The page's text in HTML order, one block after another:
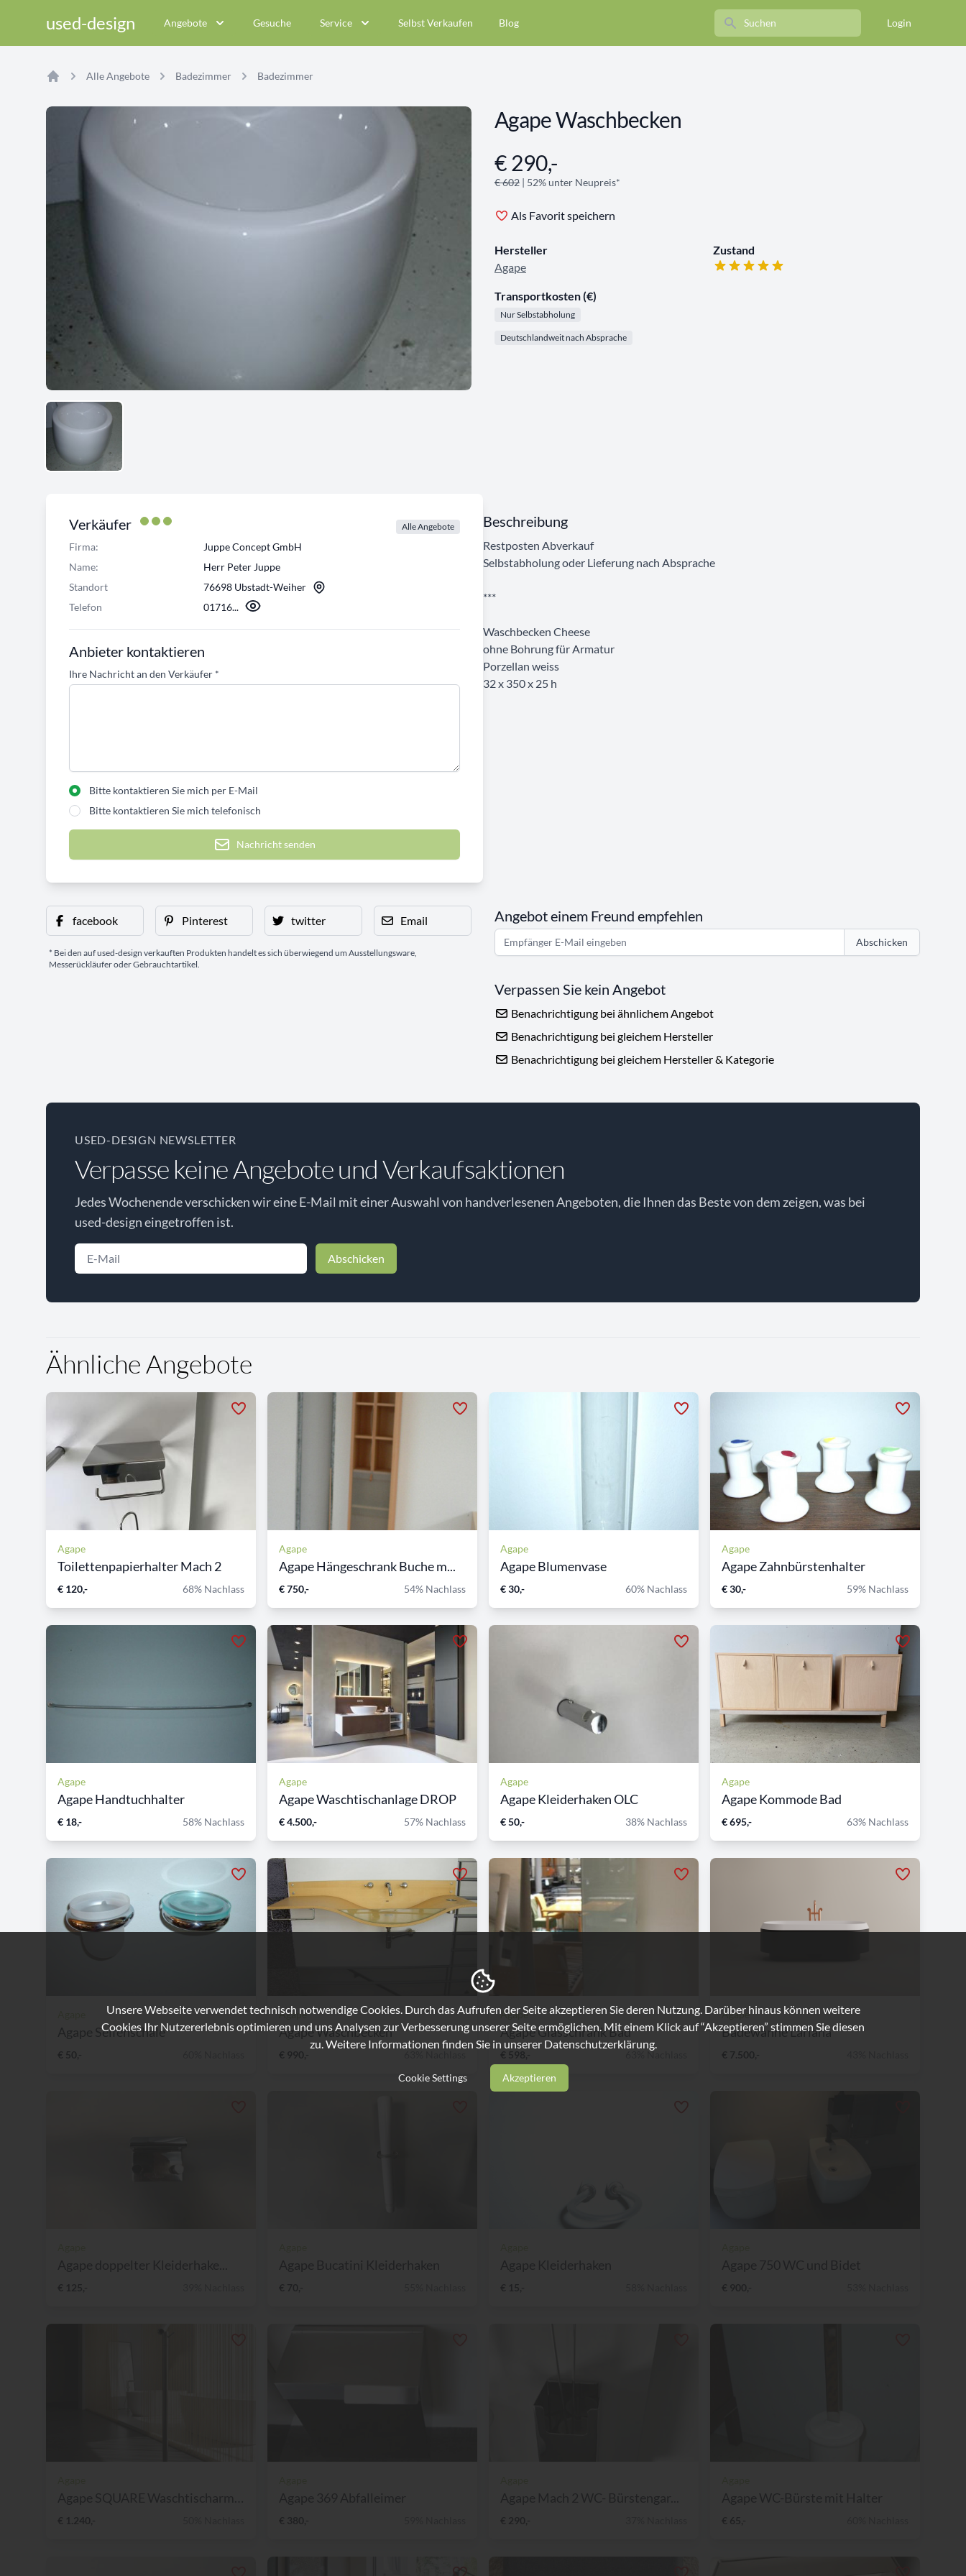
used-design Angebote Gesuche Service Selbst Verkaufen Blog Search Login
Alle Angebote Badezimmer Badezimmer
Agape Waschbecken
Angebotsinformationen
€ 290,-
€ 602 | 52% unter Neupreis*
Als Favorit speichern
Hersteller
Agape
Zustand
Transportkosten (€)
Nur Selbstabholung
Deutschlandweit nach Absprache
Verkäufer Alle Angebote
Firma:
Juppe Concept GmbH
Name:
Herr Peter Juppe
Standort
76698 Ubstadt-Weiher
Telefon
01716...
Anbieter kontaktieren
Ihre Nachricht an den Verkäufer *
Bitte kontaktieren Sie mich per E-Mail
Bitte kontaktieren Sie mich telefonisch
Nachricht senden
Beschreibung
Restposten Abverkauf
Selbstabholung oder Lieferung nach Absprache
***
Waschbecken Cheese
ohne Bohrung für Armatur
Porzellan weiss
32 x 350 x 25 h
facebook Pinterest twitter Email
* Bei den auf used-design verkauften Produkten handelt es sich überwiegend um Ausstellungsware,
Messerückläufer oder Gebrauchtartikel.
Angebot einem Freund empfehlen
Abschicken
Verpassen Sie kein Angebot
Benachrichtigung bei ähnlichem Angebot
Benachrichtigung bei gleichem Hersteller
Benachrichtigung bei gleichem Hersteller & Kategorie
USED-DESIGN NEWSLETTER
Verpasse keine Angebote und Verkaufsaktionen
Jedes Wochenende verschicken wir eine E-Mail mit einer Auswahl von handverlesenen Angeboten, die Ihnen das Beste von dem zeigen, was bei
used-design eingetroffen ist.
Abschicken
Ähnliche Angebote
Agape
Toilettenpapierhalter Mach 2
€ 120,- 68% Nachlass
Agape
Agape Hängeschrank Buche m...
€ 750,- 54% Nachlass
Agape
Agape Blumenvase
€ 30,- 60% Nachlass
Agape
Agape Zahnbürstenhalter
€ 30,- 59% Nachlass
Agape
Agape Handtuchhalter
€ 18,- 58% Nachlass
Agape
Agape Waschtischanlage DROP
€ 4.500,- 57% Nachlass
Agape
Agape Kleiderhaken OLC
€ 50,- 38% Nachlass
Agape
Agape Kommode Bad
€ 695,- 63% Nachlass
Agape Seifenschale
€ 50,-
Agape
Agape Waschbecken
€ 990,-
Agape
Agape Glasschrank Bad
€ 598,- 63% Nachlass
Agape
Badewanne Lariana
€ 7.500,-
Unsere Webseite verwendet technisch notwendige Cookies. Durch das Aufrufen der Seite akzeptieren Sie deren Nutzung. Darüber hinaus können weitere
Cookies Ihr Nutzererlebnis optimieren und uns Analysen zur Verbesserung unserer Seite ermöglichen. Mit einem Klick auf “Akzeptieren” stimmen Sie diesen
zu. Weitere Informationen finden Sie in unserer Datenschutzerklärung.
Cookie Settings Akzeptieren